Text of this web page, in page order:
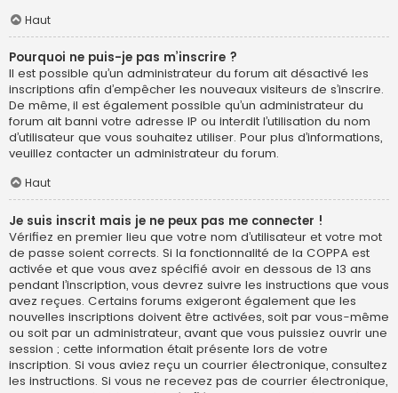
Haut
Pourquoi ne puis-je pas m’inscrire ?
Il est possible qu’un administrateur du forum ait désactivé les
inscriptions afin d’empêcher les nouveaux visiteurs de s’inscrire.
De même, il est également possible qu’un administrateur du
forum ait banni votre adresse IP ou interdit l’utilisation du nom
d’utilisateur que vous souhaitez utiliser. Pour plus d’informations,
veuillez contacter un administrateur du forum.
Haut
Je suis inscrit mais je ne peux pas me connecter !
Vérifiez en premier lieu que votre nom d’utilisateur et votre mot
de passe soient corrects. Si la fonctionnalité de la COPPA est
activée et que vous avez spécifié avoir en dessous de 13 ans
pendant l’inscription, vous devrez suivre les instructions que vous
avez reçues. Certains forums exigeront également que les
nouvelles inscriptions doivent être activées, soit par vous-même
ou soit par un administrateur, avant que vous puissiez ouvrir une
session ; cette information était présente lors de votre
inscription. Si vous aviez reçu un courrier électronique, consultez
les instructions. Si vous ne recevez pas de courrier électronique,